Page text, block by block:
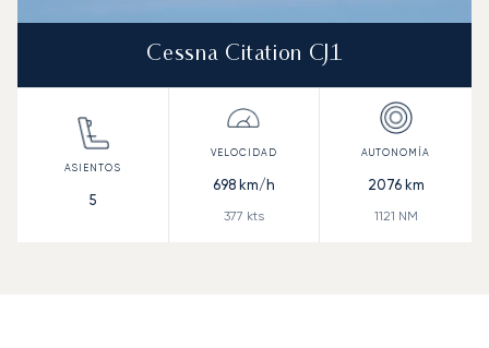
Cessna Citation CJ1
5
698km/h
377 kts
2076km
1121 NM